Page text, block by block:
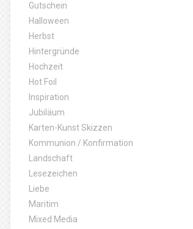
Gutschein
Halloween
Herbst
Hintergründe
Hochzeit
Hot Foil
Inspiration
Jubiläum
Karten-Kunst Skizzen
Kommunion / Konfirmation
Landschaft
Lesezeichen
Liebe
Maritim
Mixed Media